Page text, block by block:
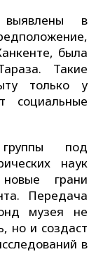
в
была
Такие
только у
социальные
группы под
наук
грани
Передача
музея не
но и создаст
в